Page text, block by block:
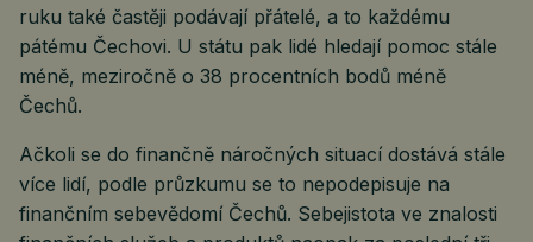
ruku také častěji podávají přátelé, a to každému
pátému Čechovi. U státu pak lidé hledají pomoc stále
méně, meziročně o 38 procentních bodů méně
Čechů.
Ačkoli se do finančně náročných situací dostává stále
více lidí, podle průzkumu se to nepodepisuje na
finančním sebevědomí Čechů. Sebejistota ve znalosti